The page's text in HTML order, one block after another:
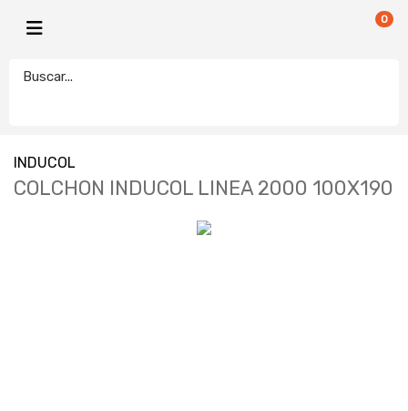
0
INDUCOL
COLCHON INDUCOL LINEA 2000 100X190